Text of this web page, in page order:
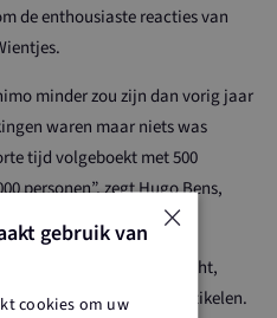
de enthousiaste reacties van
minder zou zijn dan vorig jaar
waren maar niets was
tijd volgeboekt met 500
personen”, zegt Hugo Bens,
van Cuijk filmde de tocht,
publiceerden lovende artikelen.
×
gebruik van
cookies om uw